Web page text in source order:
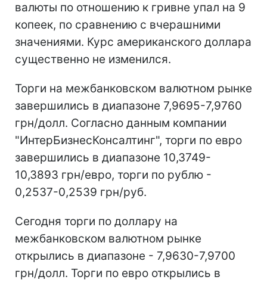
валюты по отношению к гривне упал на 9
копеек, по сравнению с вчерашними
значениями. Курс американского доллара
существенно не изменился.
Торги на межбанковском валютном рынке
завершились в диапазоне 7,9695-7,9760
грн/долл. Согласно данным компании
"ИнтерБизнесКонсалтинг", торги по евро
завершились в диапазоне 10,3749-
10,3893 грн/евро, торги по рублю -
0,2537-0,2539 грн/руб.
Сегодня торги по доллару на
межбанковском валютном рынке
открылись в диапазоне - 7,9630-7,9700
грн/долл. Торги по евро открылись в